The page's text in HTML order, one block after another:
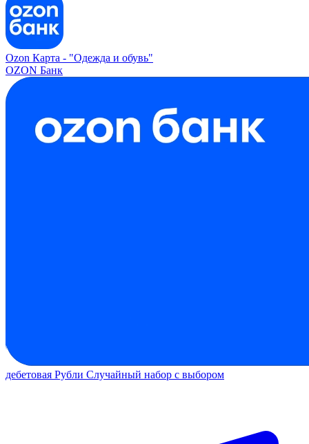
Ozon Карта - "Одежда и обувь"
OZON Банк
дебетовая Рубли Случайный набор с выбором